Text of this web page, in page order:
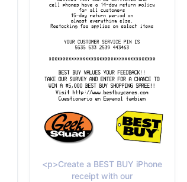
<p>Create a BEST BUY iPhone
receipt with our